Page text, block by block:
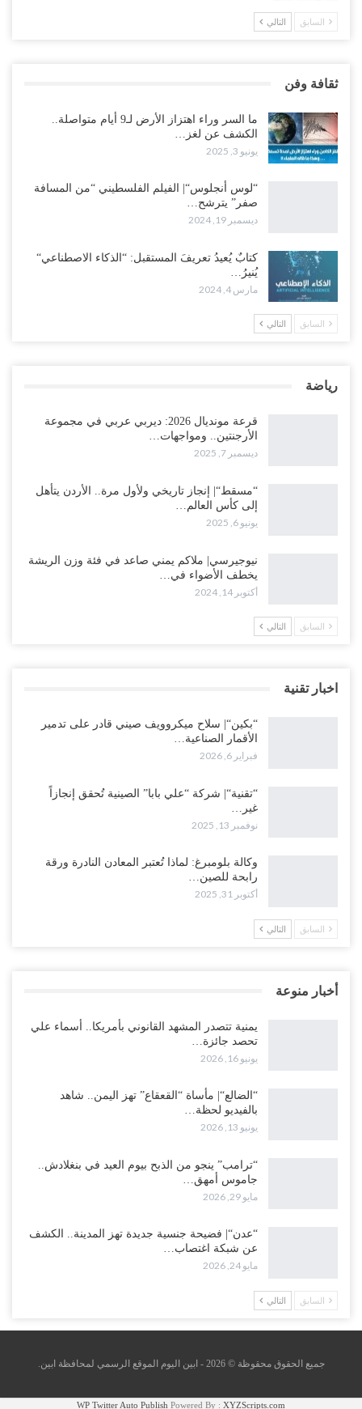
السابق التالي
ثقافة وفن
ما السر وراء اهتزاز الأرض لـ9 أيام متواصلة..
الكشف عن لغز…
يونيو 3, 2025
“لوس أنجلوس“| الفيلم الفلسطيني “من المسافة
صفر” يترشح…
ديسمبر 19, 2024
كتابٌ يُعيدُ تعريفَ المستقبل: “الذكاء الاصطناعي“
يُنيرُ…
مارس 4, 2024
السابق التالي
رياضة
قرعة مونديال 2026: ديربي عربي في مجموعة
الأرجنتين.. ومواجهات…
ديسمبر 7, 2025
“مسقط“| إنجاز تاريخي ولأول مرة.. الأردن يتأهل
إلى كأس العالم…
يونيو 6, 2025
نيوجيرسي| ملاكم يمني صاعد في فئة وزن الريشة
يخطف الأضواء في…
أكتوبر 14, 2024
السابق التالي
اخبار تقنية
“بكين“| سلاح ميكروويف صيني قادر على تدمير
الأقمار الصناعية…
فبراير 6, 2026
“تقنية“| شركة “علي بابا” الصينية تُحقق إنجازاً
غير…
نوفمبر 13, 2025
وكالة بلومبرغ: لماذا تُعتبر المعادن النادرة ورقة
رابحة للصين…
أكتوبر 31, 2025
السابق التالي
أخبار منوعة
يمنية تتصدر المشهد القانوني بأمريكا.. أسماء علي
تحصد جائزة…
يونيو 16, 2026
“الضالع“| مأساة “القعقاع” تهز اليمن.. شاهد
بالفيديو لحظة…
يونيو 13, 2026
“ترامب” ينجو من الذبح بيوم العيد في بنغلادش..
جاموس أمهق…
مايو 29, 2026
“عدن“| فضيحة جنسية جديدة تهز المدينة.. الكشف
عن شبكة اغتصاب…
مايو 24, 2026
السابق التالي
جميع الحقوق محقوظة © 2026 - ابين اليوم الموقع الرسمي لمحافظة ابين.
WP Twitter Auto Publish Powered By : XYZScripts.com